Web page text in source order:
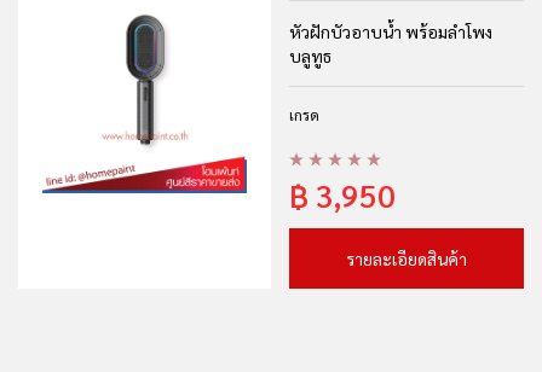
หัวฝักบัวอาบน้ำ พร้อมลำโพง
บลูทูธ
เกรด
฿ 3,950
รายละเอียดสินค้า